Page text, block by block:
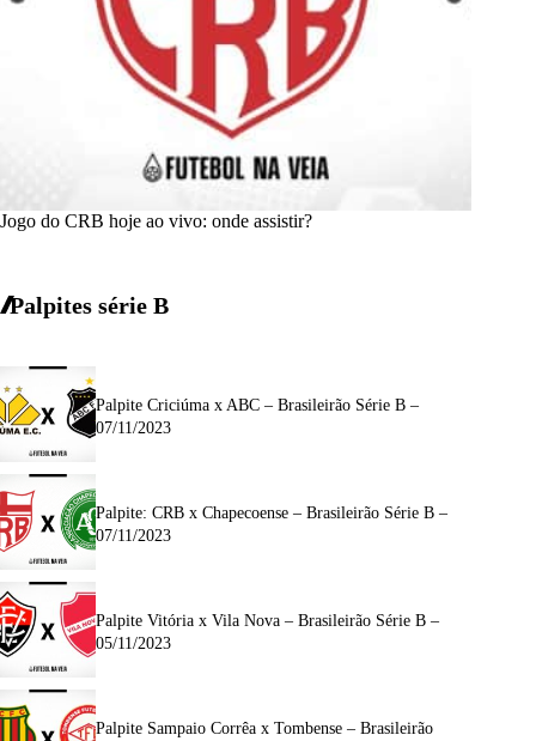
Jogo do CRB hoje ao vivo: onde assistir?
Palpites série B
Palpite Criciúma x ABC – Brasileirão Série B –
07/11/2023
Palpite: CRB x Chapecoense – Brasileirão Série B –
07/11/2023
Palpite Vitória x Vila Nova – Brasileirão Série B –
05/11/2023
Palpite Sampaio Corrêa x Tombense – Brasileirão